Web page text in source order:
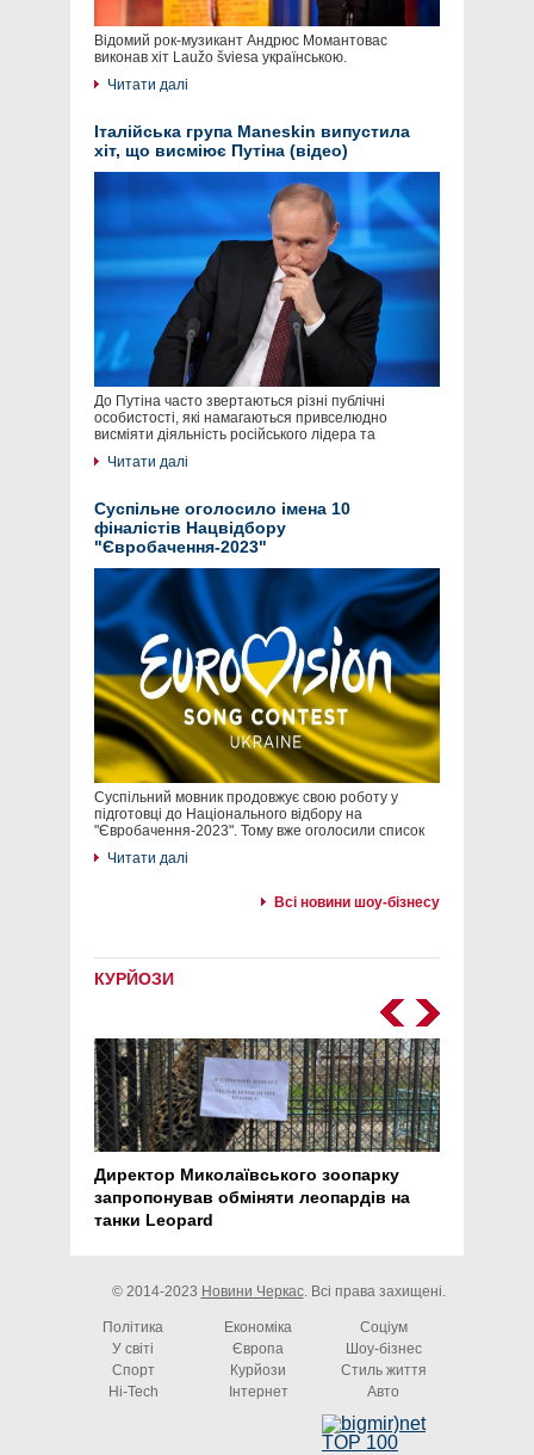
Відомий рок-музикант Андрюс Момантовас
виконав хіт Laužo šviesa українською.
Читати далі
Італійська група Maneskin випустила
хіт, що висміює Путіна (відео)
До Путіна часто звертаються різні публічні
особистості, які намагаються привселюдно
висміяти діяльність російського лідера та
Читати далі
Суспільне оголосило імена 10
фіналістів Нацвідбору
"Євробачення-2023"
Суспільний мовник продовжує свою роботу у
підготовці до Національного відбору на
"Євробачення-2023". Тому вже оголосили список
Читати далі
Всі новини шоу-бізнесу
КУРЙОЗИ
Директор Миколаївського зоопарку
запропонував обміняти леопардів на
танки Leopard
© 2014-2023 Новини Черкас. Всі права захищені.
Політика Економіка
Соціум
У світі
Європа
Шоу-бізнес
Спорт
Курйози
Стиль життя
Hi-Tech
Інтернет Авто